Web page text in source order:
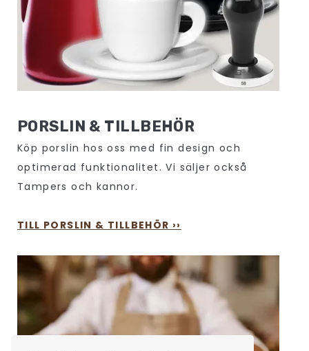
PORSLIN & TILLBEHÖR
Köp porslin hos oss med fin design och
optimerad funktionalitet. Vi säljer också
Tampers och kannor.
TILL PORSLIN & TILLBEHÖR ››